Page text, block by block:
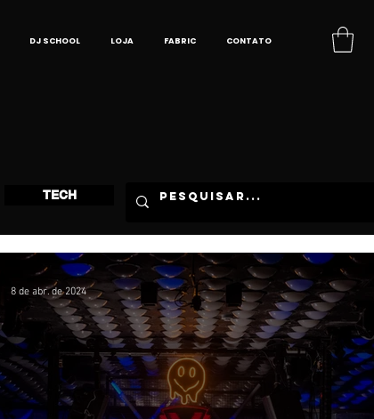
DJ SCHOOL LOJA FABRIC CONTATO
TECH
8 de abr. de 2024